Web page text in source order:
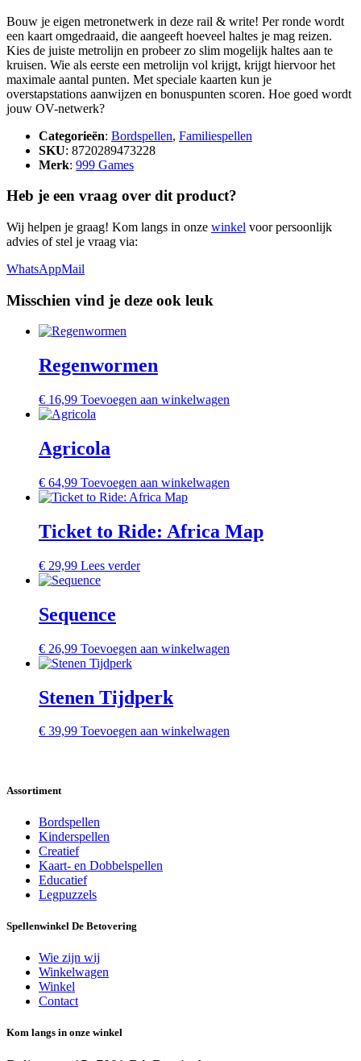
Bouw je eigen metronetwerk in deze rail & write! Per ronde wordt
een kaart omgedraaid, die aangeeft hoeveel haltes je mag reizen.
Kies de juiste metrolijn en probeer zo slim mogelijk haltes aan te
kruisen. Wie als eerste een metrolijn vol krijgt, krijgt hiervoor het
maximale aantal punten. Met speciale kaarten kun je
overstapstations aanwijzen en bonuspunten scoren. Hoe goed wordt
jouw OV-netwerk?
Categorieën: Bordspellen, Familiespellen
SKU: 8720289473228
Merk: 999 Games
Heb je een vraag over dit product?
Wij helpen je graag! Kom langs in onze winkel voor persoonlijk
advies of stel je vraag via:
WhatsAppMail
Misschien vind je deze ook leuk
Regenwormen
€ 16,99 Toevoegen aan winkelwagen
Agricola
€ 64,99 Toevoegen aan winkelwagen
Ticket to Ride: Africa Map
€ 29,99 Lees verder
Sequence
€ 26,99 Toevoegen aan winkelwagen
Stenen Tijdperk
€ 39,99 Toevoegen aan winkelwagen
Assortiment
Bordspellen
Kinderspellen
Creatief
Kaart- en Dobbelspellen
Educatief
Legpuzzels
Spellenwinkel De Betover​ing
Wie zijn wij
Winkelwagen
Winkel
Contact
Kom langs in onze winkel